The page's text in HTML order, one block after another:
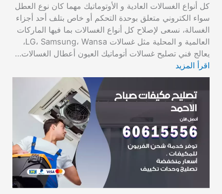
كل أنواع الغسالات العادية و الأوتوماتيك مهما كان نوع العطل
سواء الكتروني متعلق بوحدة التحكم أو خاص بتلف أحد أجزاء
الغسالة، نسعى لإصلاح كل أنواع الغسالات بما فيها الماركات
العالمية و المحلية مثل غسالات LG، Samsung، Wansa،
يعالج فني تصليح غسالات أتوماتيك العيون أعطال الغسالات…
اقرأ المزيد